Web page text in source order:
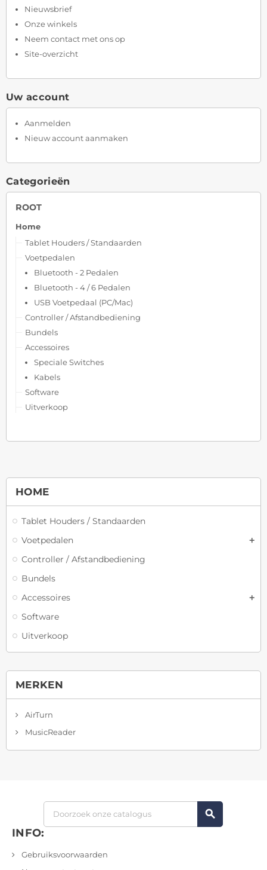
HOME
Tablet Houders / Standaarden
Voetpedalen
Controller / Afstandbediening
Bundels
Accessoires
Software
Uitverkoop
MERKEN
AirTurn
MusicReader
Nieuwsbrief
Onze winkels
Neem contact met ons op
Site-overzicht
Uw account
Aanmelden
Nieuw account aanmaken
Categorieën
ROOT
Home
Tablet Houders / Standaarden
Voetpedalen
Bluetooth - 2 Pedalen
Bluetooth - 4 / 6 Pedalen
USB Voetpedaal (PC/Mac)
Controller / Afstandbediening
Bundels
Accessoires
Speciale Switches
Kabels
Software
Uitverkoop
search
INFO:
Gebruiksvoorwaarden